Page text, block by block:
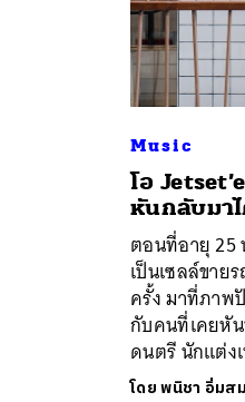
Music
โอ
หันกลับมา
ตอนที่อายุ 25
เป็นเซลล์ขาย
ครั้ง มาที่ภาพ
กับคนที่เคยหั
ดนตรี นักแต่ง
โดยพนิชา อิ่มส